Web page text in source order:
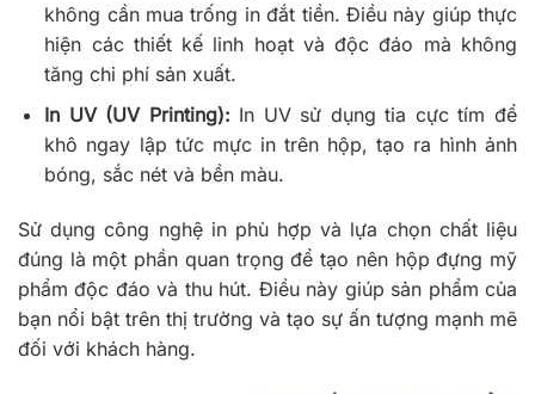
không cần mua trống in đắt tiền. Điều này giúp thực
hiện các thiết kế linh hoạt và độc đáo mà không
tăng chi phí sản xuất.
In UV (UV Printing): In UV sử dụng tia cực tím để
khô ngay lập tức mực in trên hộp, tạo ra hình ảnh
bóng, sắc nét và bền màu.
Sử dụng công nghệ in phù hợp và lựa chọn chất liệu
đúng là một phần quan trọng để tạo nên hộp đựng mỹ
phẩm độc đáo và thu hút. Điều này giúp sản phẩm của
bạn nổi bật trên thị trường và tạo sự ấn tượng mạnh mẽ
đối với khách hàng.